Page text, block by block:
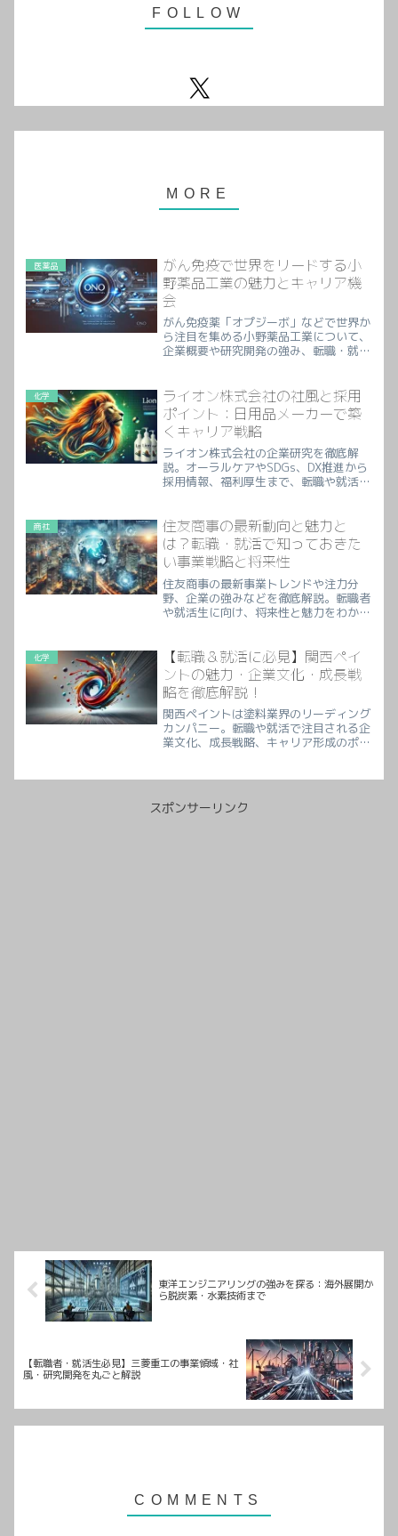
医薬品
がん免疫で世界をリードする小
野薬品工業の魅力とキャリア機
会
がん免疫薬「オプジーボ」などで世界か
ら注目を集める小野薬品工業について、
企業概要や研究開発の強み、転職・就活
化学
ライオン株式会社の社風と採用
ポイント：日用品メーカーで築
くキャリア戦略
ライオン株式会社の企業研究を徹底解
説。オーラルケアやSDGs、DX推進から
採用情報、福利厚生まで、転職や就活に
商社
住友商事の最新動向と魅力と
は？転職・就活で知っておきた
い事業戦略と将来性
住友商事の最新事業トレンドや注力分
野、企業の強みなどを徹底解説。転職者
や就活生に向け、将来性と魅力をわかり
化学
【転職＆就活に必見】関西ペイ
ントの魅力・企業文化・成長戦
略を徹底解説！
関西ペイントは塗料業界のリーディング
カンパニー。転職や就活で注目される企
業文化、成長戦略、キャリア形成のポイ
スポンサーリンク
東洋エンジニアリングの強みを探る：海外展開か
ら脱炭素・水素技術まで
【転職者・就活生必見】三菱重工の事業領域・社
風・研究開発を丸ごと解説